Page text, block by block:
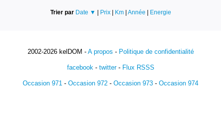
Trier par Date ▼ | Prix | Km | Année | Energie
2002-2026 kelDOM - A propos - Politique de confidentialité
facebook- twitter- Flux RSSS
Occasion 971 - Occasion 972 - Occasion 973 - Occasion 974